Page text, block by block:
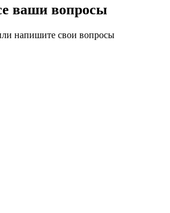
ваши вопросы
напишите свои вопросы